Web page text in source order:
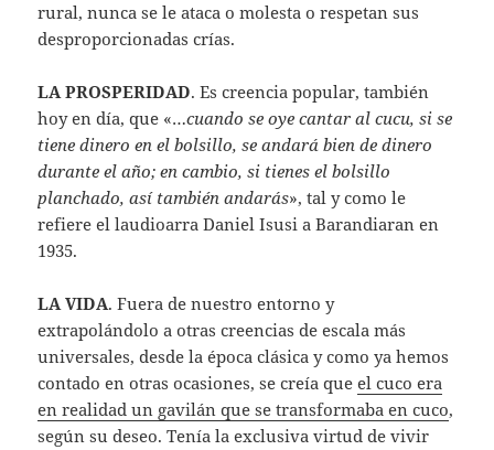
rural, nunca se le ataca o molesta o respetan sus
desproporcionadas crías.
LA PROSPERIDAD. Es creencia popular, también
hoy en día, que «…cuando se oye cantar al cucu, si se
tiene dinero en el bolsillo, se andará bien de dinero
durante el año; en cambio, si tienes el bolsillo
planchado, así también andarás», tal y como le
refiere el laudioarra Daniel Isusi a Barandiaran en
1935.
LA VIDA. Fuera de nuestro entorno y
extrapolándolo a otras creencias de escala más
universales, desde la época clásica y como ya hemos
contado en otras ocasiones, se creía queel cuco era
en realidad un gavilán que se transformaba en cuco,
según su deseo. Tenía la exclusiva virtud de vivir